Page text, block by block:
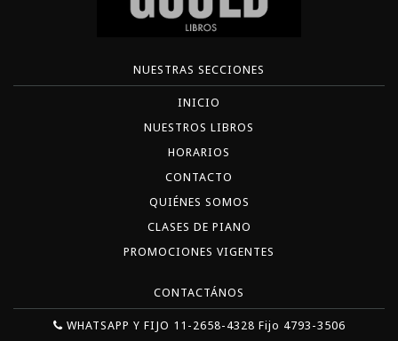
NUESTRAS SECCIONES
INICIO
NUESTROS LIBROS
HORARIOS
CONTACTO
QUIÉNES SOMOS
CLASES DE PIANO
PROMOCIONES VIGENTES
CONTACTÁNOS
WHATSAPP Y FIJO 11-2658-4328 Fijo 4793-3506